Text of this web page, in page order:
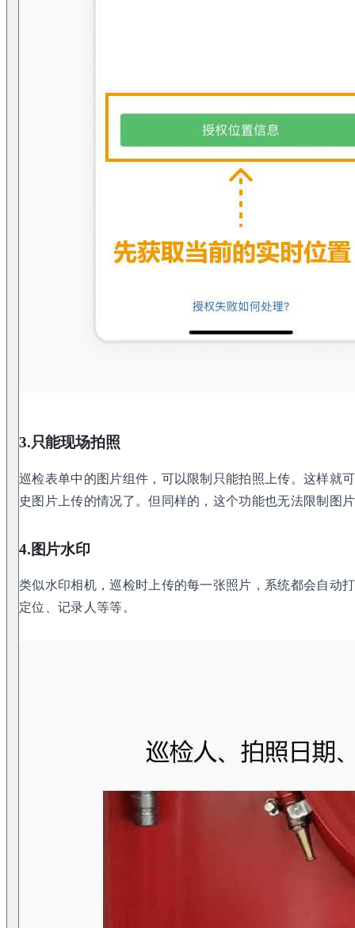
3.只能现场拍照
巡检表单中的图片组件，可以限制只能拍照上传。这样就
史图片上传的情况了。但同样的，这个功能也无法限制图
4.图片水印
类似水印相机，巡检时上传的每一张照片，系统都会自动
定位、记录人等等。